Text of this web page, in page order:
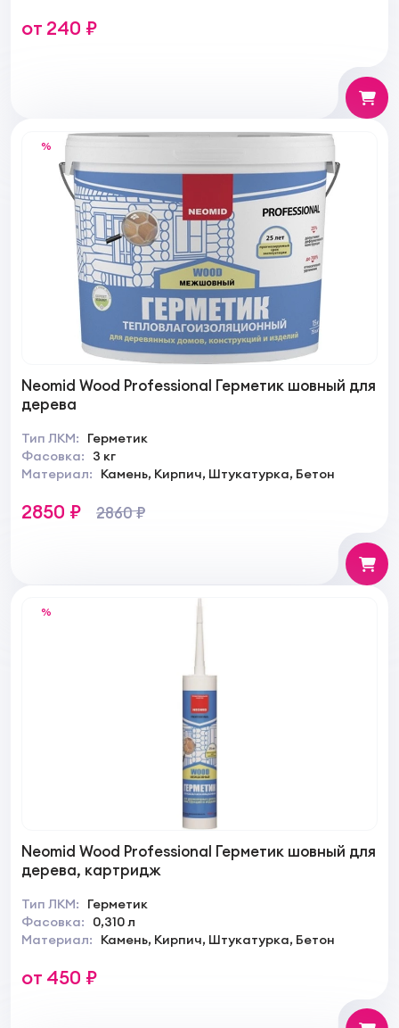
от 240 ₽
%
Neomid Wood Professional Герметик шовный для
дерева
Тип ЛКМ:
Герметик
Фасовка:
3 кг
Материал:
Камень, Кирпич, Штукатурка, Бетон
2850 ₽ 2860 ₽
%
Neomid Wood Professional Герметик шовный для
дерева, картридж
Тип ЛКМ:
Герметик
Фасовка:
0,310 л
Материал:
Камень, Кирпич, Штукатурка, Бетон
от 450 ₽